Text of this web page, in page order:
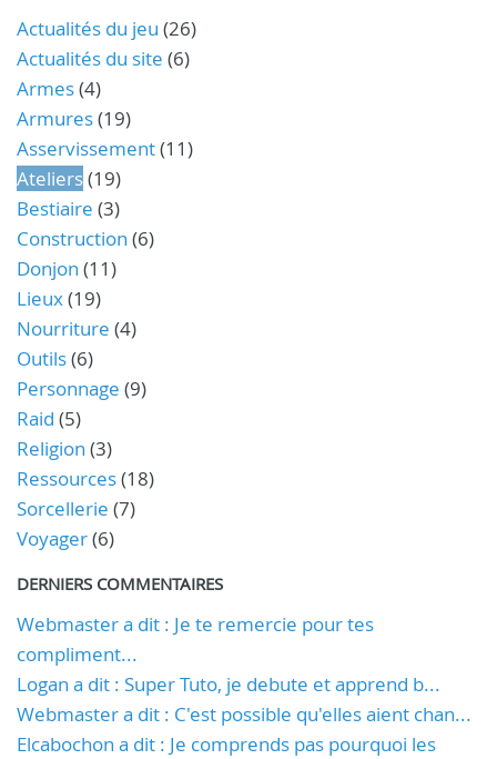
Actualités du jeu (26)
Actualités du site (6)
Armes(4)
Armures(19)
Asservissement(11)
Ateliers(19)
Bestiaire (3)
Construction (6)
Donjon (11)
Lieux(19)
Nourriture (4)
Outils(6)
Personnage (9)
Raid (5)
Religion (3)
Ressources(18)
Sorcellerie (7)
Voyager(6)
DERNIERS COMMENTAIRES
Webmaster a dit : Je te remercie pour tes
compliment...
Logan a dit : Super Tuto, je debute et apprend b...
Webmaster a dit : C'est possible qu'elles aient chan...
Elcabochon a dit : Je comprends pas pourquoi les